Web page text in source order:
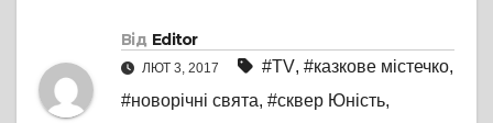
Від Editor
ЛЮТ 3, 2017 #TV, #казкове містечко,
#новорічні свята, #сквер Юність,